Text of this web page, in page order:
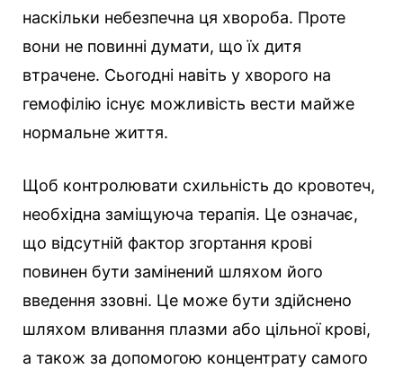
наскільки небезпечна ця хвороба. Проте
вони не повинні думати, що їх дитя
втрачене. Сьогодні навіть у хворого на
гемофілію існує можливість вести майже
нормальне життя.
Щоб контролювати схильність до кровотеч,
необхідна заміщуюча терапія. Це означає,
що відсутній фактор згортання крові
повинен бути замінений шляхом його
введення ззовні. Це може бути здійснено
шляхом вливання плазми або цільної крові,
а також за допомогою концентрату самого